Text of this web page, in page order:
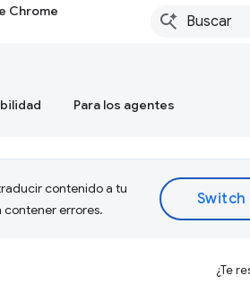
Chrome
Para los agentes
contenido a tu
errores.
¿Te